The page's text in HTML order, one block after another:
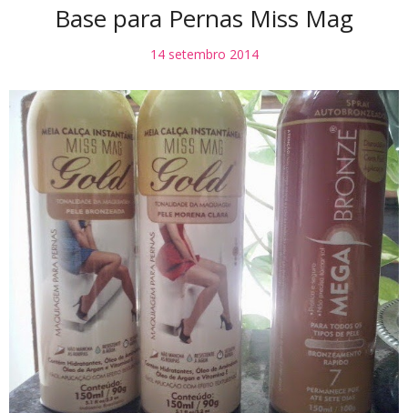
Base para Pernas Miss Mag
14 setembro 2014